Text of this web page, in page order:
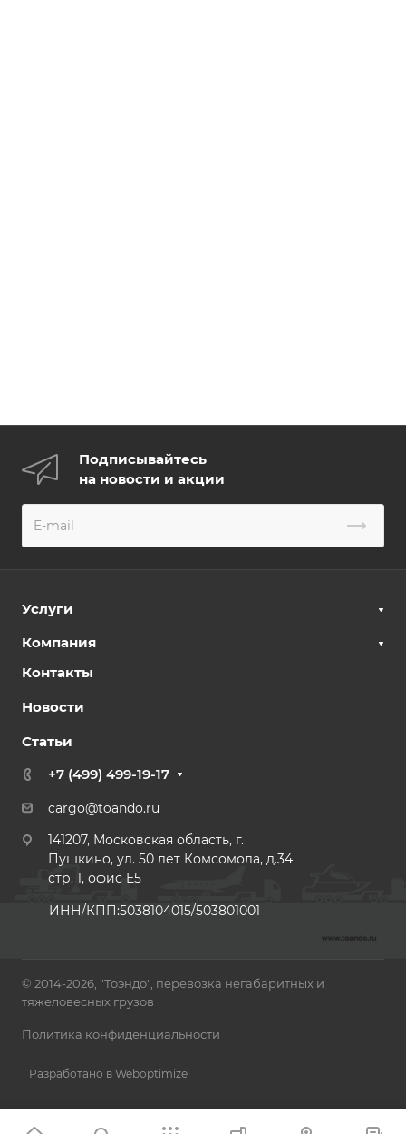
Подписывайтесь
на новости и акции
Услуги
Компания
Контакты
Новости
Статьи
+7 (499) 499-19-17
cargo@toando.ru
141207, Московская область, г.
Пушкино, ул. 50 лет Комсомола, д.34
стр. 1, офис E5
ИНН/КПП:5038104015/503801001
© 2014-2026, "Тоэндо", перевозка негабаритных и
тяжеловесных грузов
Политика конфиденциальности
Разработано в Weboptimize